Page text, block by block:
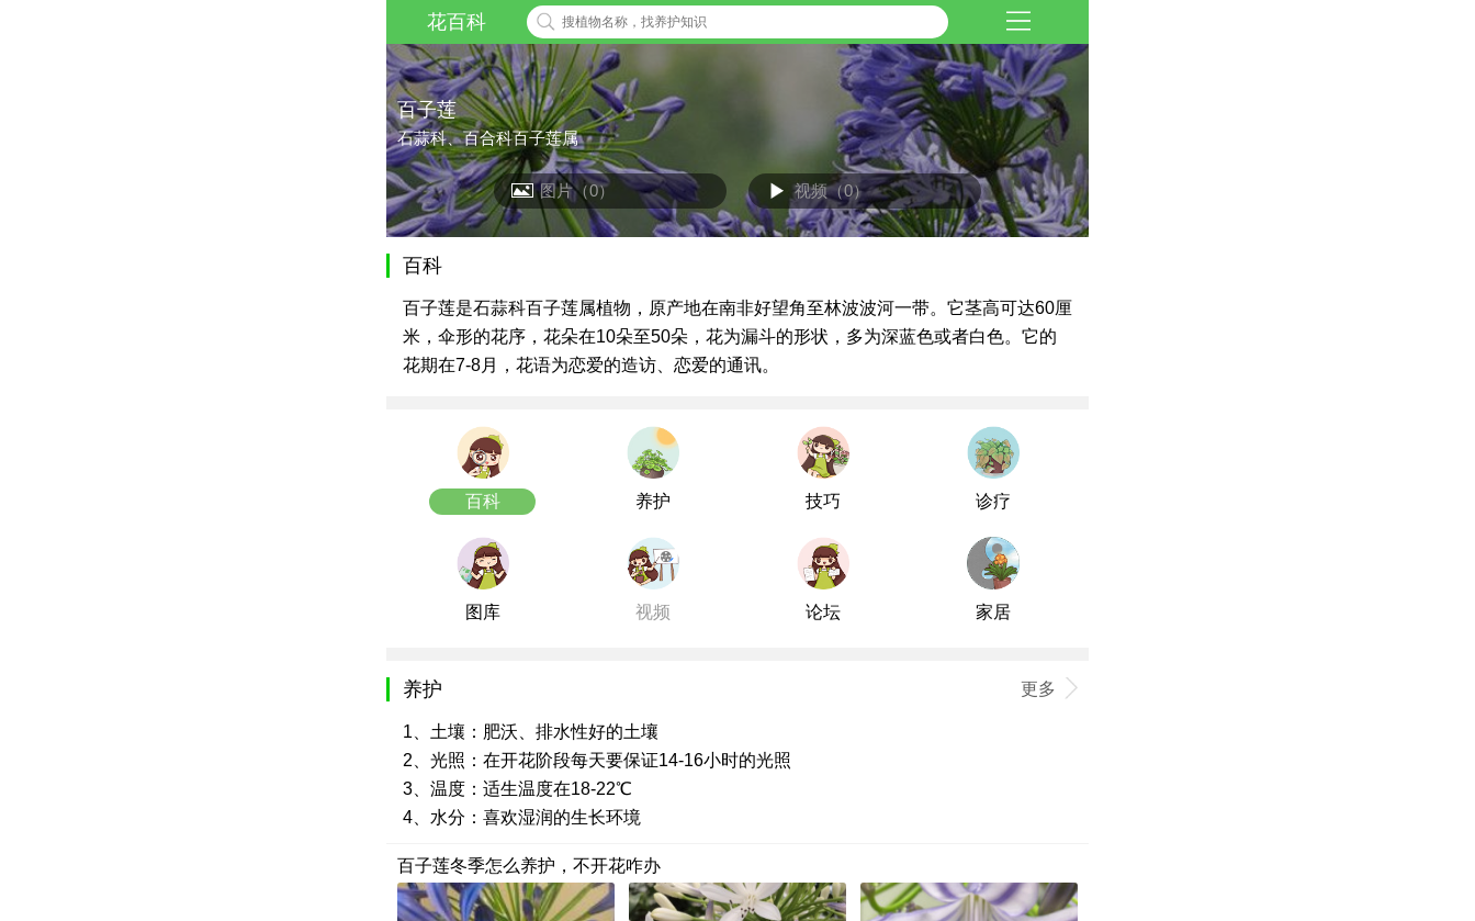
花百科
百子莲
石蒜科、百合科百子莲属
图片（0） 视频（0）
百科
百子莲是石蒜科百子莲属植物，原产地在南非好望角至林波波河一带。它茎高可达60厘
米，伞形的花序，花朵在10朵至50朵，花为漏斗的形状，多为深蓝色或者白色。它的
花期在7-8月，花语为恋爱的造访、恋爱的通讯。
百科 养护 技巧 诊疗
图库 视频 论坛 家居
养护 更多
1、土壤：肥沃、排水性好的土壤
2、光照：在开花阶段每天要保证14-16小时的光照
3、温度：适生温度在18-22℃
4、水分：喜欢湿润的生长环境
百子莲冬季怎么养护，不开花咋办